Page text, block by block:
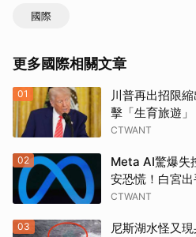
國際
更多國際相關文章
01
川普再出招限
擊「生育旅遊」
CTWANT
02
Meta AI驚爆失
安恐慌！白宮出
CTWANT
03
尼斯湖水怪又